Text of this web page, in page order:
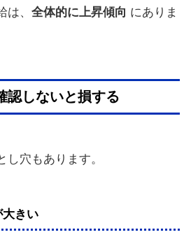
、 全体的に上昇傾向 にありま
認しないと損する
穴もあります。
きい